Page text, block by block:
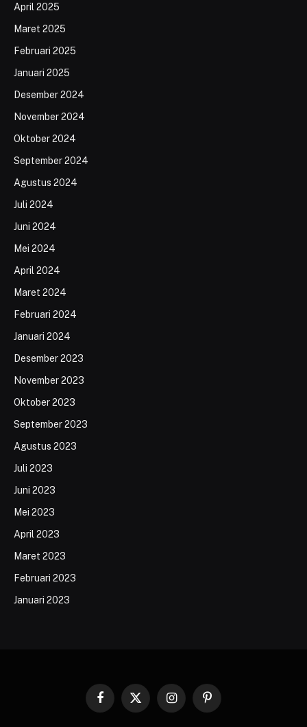
April 2025
Maret 2025
Februari 2025
Januari 2025
Desember 2024
November 2024
Oktober 2024
September 2024
Agustus 2024
Juli 2024
Juni 2024
Mei 2024
April 2024
Maret 2024
Februari 2024
Januari 2024
Desember 2023
November 2023
Oktober 2023
September 2023
Agustus 2023
Juli 2023
Juni 2023
Mei 2023
April 2023
Maret 2023
Februari 2023
Januari 2023
Facebook
X
InstagramPinterest